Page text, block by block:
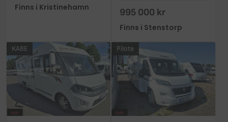
Finns i Kristinehamn 995 000 kr
Finns i Stenstorp
KABE Pilote